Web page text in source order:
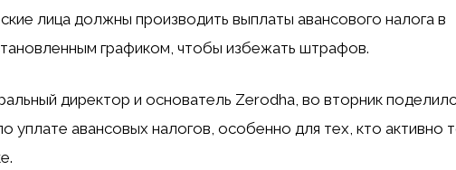
лица должны производить выплаты авансового налога в
графиком, чтобы избежать штрафов.
директор и основатель Zerodha, во вторник
уплате авансовых налогов, особенно для тех, кто активно